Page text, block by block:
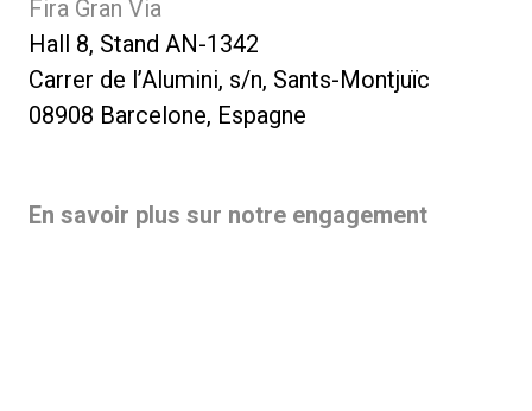
Fira Gran Via
Hall 8, Stand AN-1342
Carrer de l’Alumini, s/n, Sants-Montjuïc
08908 Barcelone, Espagne
En savoir plus sur notre engagement